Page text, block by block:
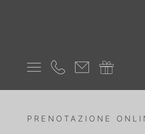
PRENOTAZIONE